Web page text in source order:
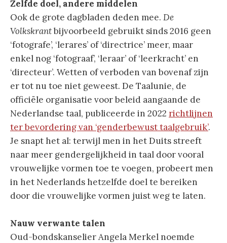
Zelfde doel, andere middelen
Ook de grote dagbladen deden mee. De
Volkskrantbijvoorbeeld gebruikt sinds 2016 geen
‘fotografe’, ‘lerares’ of ‘directrice’ meer, maar
enkel nog ‘fotograaf’, ‘leraar’ of ‘leerkracht’ en
‘directeur’. Wetten of verboden van bovenaf zijn
er tot nu toe niet geweest. De Taalunie, de
officiële organisatie voor beleid aangaande de
Nederlandse taal, publiceerde in 2022 richtlijnen
ter bevordering van ‘genderbewust taalgebruik’.
Je snapt het al: terwijl men in het Duits streeft
naar meer gendergelijkheid in taal door vooral
vrouwelijke vormen toe te voegen, probeert men
in het Nederlands hetzelfde doel te bereiken
door die vrouwelijke vormen juist weg te laten.
Nauw verwante talen
Oud-bondskanselier Angela Merkel noemde